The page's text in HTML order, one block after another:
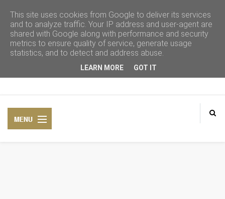
This site uses cookies from Google to deliver its services
and to analyze traffic. Your IP address and user-agent are
shared with Google along with performance and security
metrics to ensure quality of service, generate usage
statistics, and to detect and address abuse.
LEARN MORE GOT IT